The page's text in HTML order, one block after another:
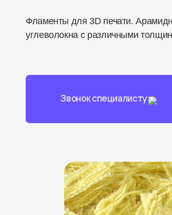
Фламенты для 3D печати.
углеволокна с различными
Звонок специалисту